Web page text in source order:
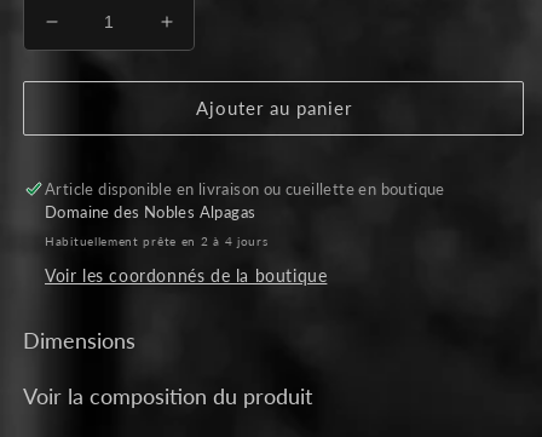
modaleRéduire
la
quantité
Ourson
fourrure
d&#39;alpaga
7&quot;
Blanc
Augmenter
la
quantité
Ourson
fourrure
d&#39;alpaga
7&quot;
Blanc
Ajouter au panier
Article disponible en livraison ou cueillette en boutique
Domaine des Nobles Alpagas
Habituellement prête en 2 à 4 jours
Voir les coordonnés de la boutique
Dimensions
Voir la composition du produit